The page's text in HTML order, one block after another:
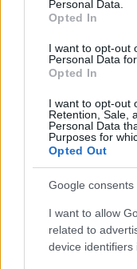
Personal Data.
Opted In
I want to opt-out
Personal Data
Opted In
I want to opt-out
Retention, Sale,
Personal Data
Purposes for
Opted Out
Google consents
I want to allow
related to
device identifiers
A
Bonhardt
A
A